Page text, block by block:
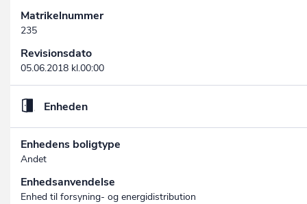
Matrikelnummer
235
Revisionsdato
05.06.2018 kl.00:00
Enheden
Enhedens boligtype
Andet
Enhedsanvendelse
Enhed til forsyning- og energidistribution